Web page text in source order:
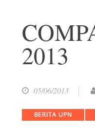
2013
05/06/2013
Categories
BERITA UPN